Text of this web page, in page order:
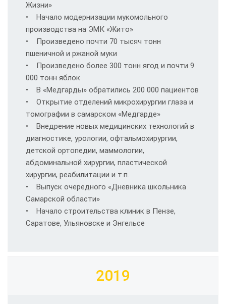
Жизни»
• Начало модернизации мукомольного
производства на ЭМК «Жито»
• Произведено почти 70 тысяч тонн
пшеничной и ржаной муки
• Произведено более 300 тонн ягод и почти 9
000 тонн яблок
• В «Медгарды» обратились 200 000 пациентов
• Открытие отделений микрохирургии глаза и
томографии в самарском «Медгарде»
• Внедрение новых медицинских технологий в
диагностике, урологии, офтальмохирургии,
детской ортопедии, маммологии,
абдоминальной хирургии, пластической
хирургии, реабилитации и т.п.
• Выпуск очередного «Дневника школьника
Самарской области»
• Начало строительства клиник в Пензе,
Саратове, Ульяновске и Энгельсе
2019